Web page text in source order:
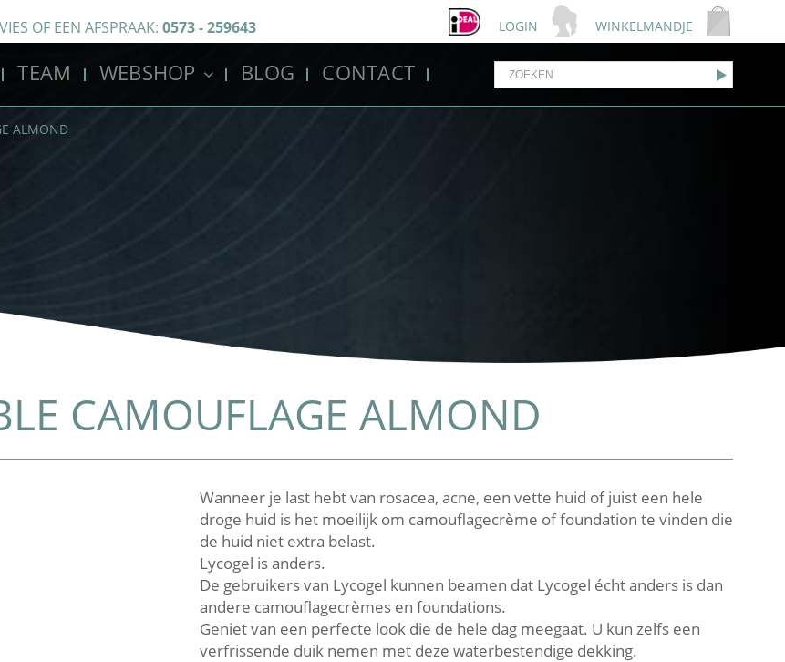
OF EEN AFSPRAAK: 0573 - 259643 WINKELMANDJE
LOGIN
TEAM WEBSHOP BLOG CONTACT
ALMOND
CAMOUFLAGE ALMOND
Wanneer je last hebt van rosacea, acne, een vette huid of juist een hele
droge huid is het moeilijk om camouflagecrème of foundation te vinden die
de huid niet extra belast.
Lycogel is anders.
De gebruikers van Lycogel kunnen beamen dat Lycogel écht anders is dan
andere camouflagecrèmes en foundations.
Geniet van een perfecte look die de hele dag meegaat. U kun zelfs een
verfrissende duik nemen met deze waterbestendige dekking.